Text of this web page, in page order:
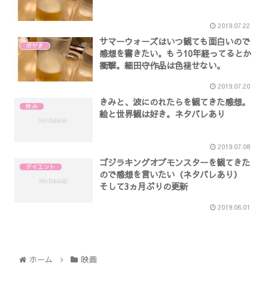
2019.07.22
ボヤき
サマーウォーズはいつ観ても面白いので
感想を書きたい。もう10年経ってるとか
衝撃。細田守作品は色褪せない。
2019.07.20
休み
きみと、波にのれたらを観てきた感想。
絵と世界観は好き。ネタバレあり
2019.07.08
ダイエット
ゴジラキングオブモンスターを観てきた
ので感想を言いたい（ネタバレあり）
そして3ヵ月ぶりの更新
2019.06.01
ホーム 映画